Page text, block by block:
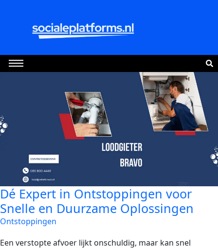
Dé Expert in Ontstoppingen voor
Snelle en Duurzame Oplossingen
Ontstoppingen
Een verstopte afvoer lijkt onschuldig, maar kan snel